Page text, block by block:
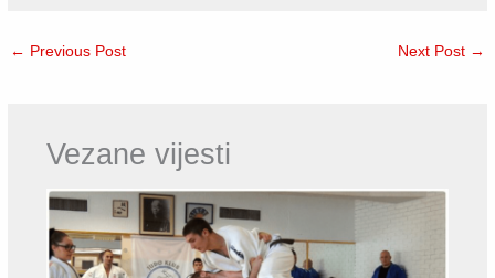
← Previous Post Next Post →
Vezane vijesti